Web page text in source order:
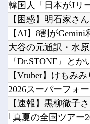
【AI】8割が
『Dr.STONE』と
【速報】黒柳徹子